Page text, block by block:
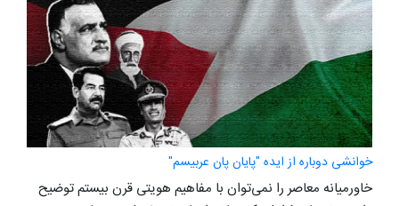
خوانشی دوباره از ایده "پایان پان عربیسم"
خاورمیانه معاصر را نمی‌توان با مفاهیم هویتی قرن بیستم توضیح